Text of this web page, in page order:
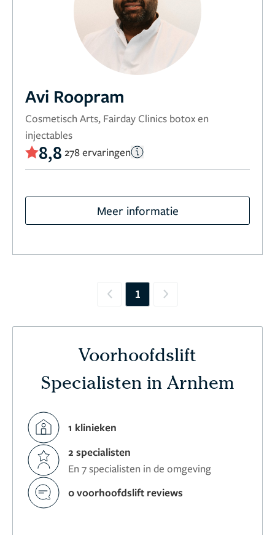
Avi Roopram
Cosmetisch Arts, Fairday Clinics botox en
injectables
8,8 278 ervaringen
Meer informatie
Previous
1 Next
Voorhoofdslift
Specialisten in Arnhem
1 klinieken
2 specialisten
En 7 specialisten in de omgeving
0 voorhoofdslift reviews